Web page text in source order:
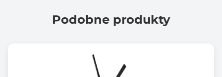
97.2 x 29.1 x 13.5
Informacje dodatkowe
Podobne produkty